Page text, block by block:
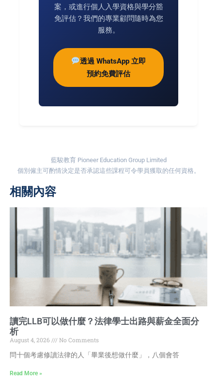
案，或進行個人入學資格與學分豁
免評估？我們的專業顧問隨時為您
服務。
透過 WhatsApp 立即
預約免費評估
藍駿教育 Pioneer Education Group Limited
個別僱主可酌情決定是否承認這些課程可令學員獲取的任何資格。
相關內容
讀完LLB可以做什麼？法律學士出路與薪金全面分
析
August 4, 2026
No Comments
問十個考慮修讀法律的人「畢業後想做什麼」，八個會答
Read More »